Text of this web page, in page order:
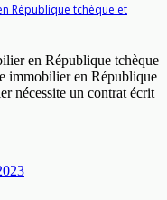
République tchèque et
en République tchèque
immobilier en République
nécessite un contrat écrit